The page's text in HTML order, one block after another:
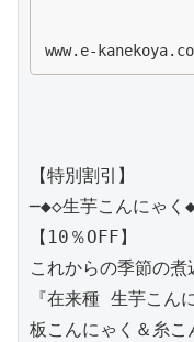
www.e-
【特別割引】
─◆◇生芋こんにゃく
【10％OFF】
これからの季節の
『在来種 生芋こん
板こんにゃく＆糸こ